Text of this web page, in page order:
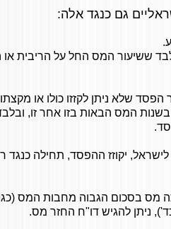
גם כנגד אלה:
ששיעור המס החל על הריבית או
הפסד שלא ניתן לקזזו כולו או
בשנות המס הבאות בזו אחר זו,
יקוזז ההפסד, תחילה כנגד
מס בסכום הגבוה מחבות המס
ניתן להגיש דו"ח החזר מס.